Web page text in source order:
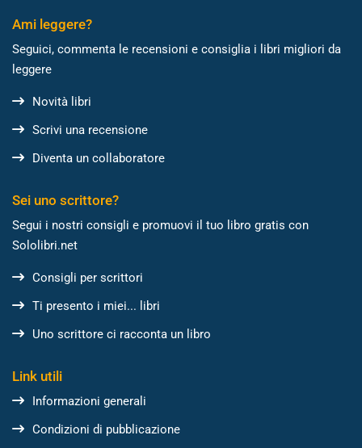
Ami leggere?
Seguici, commenta le recensioni e consiglia i libri migliori da
leggere
Novità libri
Scrivi una recensione
Diventa un collaboratore
Sei uno scrittore?
Segui i nostri consigli e promuovi il tuo libro gratis con
Sololibri.net
Consigli per scrittori
Ti presento i miei... libri
Uno scrittore ci racconta un libro
Link utili
Informazioni generali
Condizioni di pubblicazione